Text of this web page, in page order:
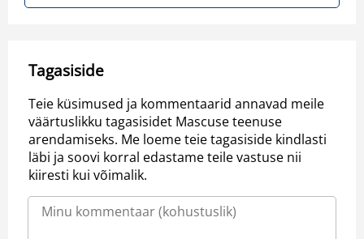
Tagasiside
Teie küsimused ja kommentaarid annavad meile
väärtuslikku tagasisidet Mascuse teenuse
arendamiseks. Me loeme teie tagasiside kindlasti
läbi ja soovi korral edastame teile vastuse nii
kiiresti kui võimalik.